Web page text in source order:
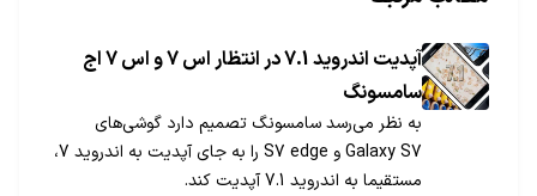
آپدیت اندروید 7.1 در انتظار اس 7 و اس 7 اج
سامسونگ
به نظر می‌رسد سامسونگ تصمیم دارد گوشی‌های
Galaxy S7 و S7 edge را به جای آپدیت به اندروید 7،
مستقیما به اندروید 7.1 آپدیت کند.